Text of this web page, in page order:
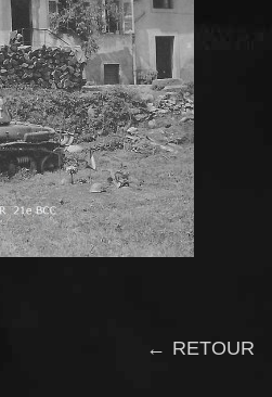
← RETOUR